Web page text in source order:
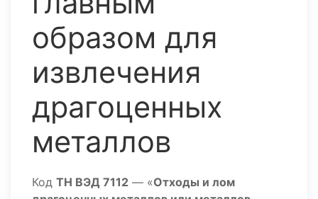
образом для
извлечения
драгоценных
металлов
Код ТН ВЭД 7112 — «Отходы и лом